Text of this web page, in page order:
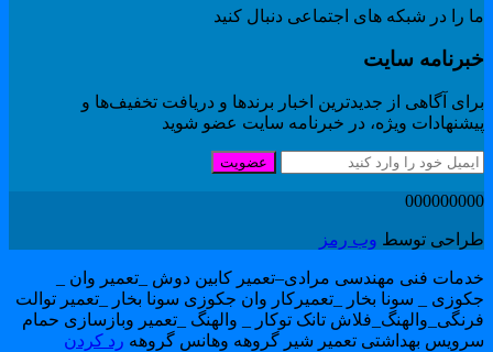
را در شبکه های اجتماعی دنبال کنید
سایت
آگاهی از جدیدترین اخبار برندها و دریافت تخفیف‌ها و
ویژه، در خبرنامه سایت عضو شوید
عضویت
توسطوب رمز
فنی مهندسی مرادی–تعمیر کابین دوش _تعمیر وان _
_ سونا بخار _تعمیرکار وان جکوزی سونا بخار _تعمیر توالت
تانک توکار _ والهنگ _تعمیر وبازسازی حمام
بهداشتی تعمیر شیر گروهه وهانس گروههرد کردن